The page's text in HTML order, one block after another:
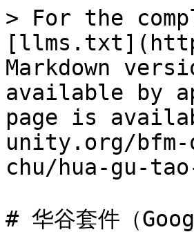
> For the
Markdown
available by
page is
unity.org/
chu/hua-gu-
# 华谷套件（